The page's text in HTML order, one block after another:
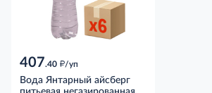
407.40 д/уп
Вода Янтарный айсберг